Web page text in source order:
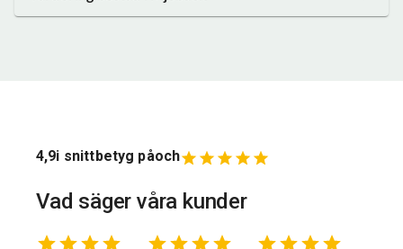
4,9i snittbetyg påoch
Vad säger våra kunder